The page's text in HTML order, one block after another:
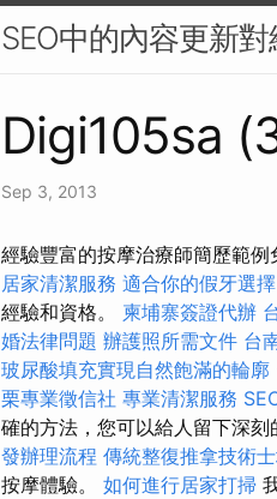
SEO中的內容更新
Digi105sa
Sep 3, 2013
經驗豐富的按摩治療師簡歷範
居家清潔服務 適合你的假牙選擇
經驗和資格。 柬埔寨簽證代辦
婚法律問題 辦護照所需文件 台
玻尿酸填充實現自然飽滿的輪廓
栗專業徵信社 專業清潔服務
確的方法，您可以給人留下深
發辦理流程 傳統整復推拿技術
按摩體驗。 如何進行居家打掃